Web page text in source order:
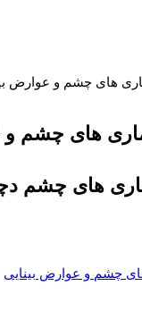
های چشم و عوارض
های چشم و
های